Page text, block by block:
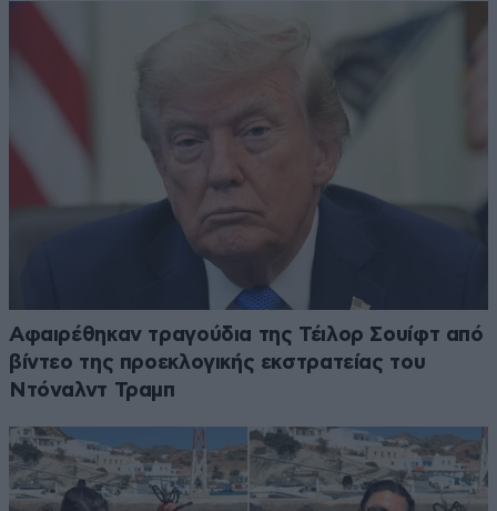
Αφαιρέθηκαν τραγούδια της Τέιλορ Σουίφτ από
βίντεο της προεκλογικής εκστρατείας του
Ντόναλντ Τραμπ